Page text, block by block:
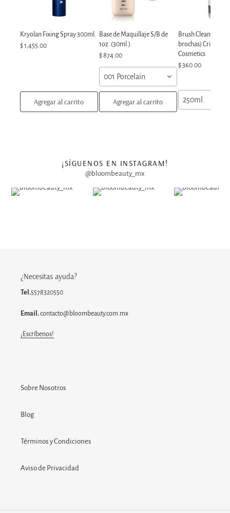
Kryolan Fixing Spray 300ml.
$ 1,455.00
Agregar al carrito
Base de Maquillaje S/B de
1oz. (30ml.)
$ 874.00
001 Porcelain
Agregar al carrito
Brush Cleaner
brochas) Cris
Cosmetics
$ 360.00
250ml.
¡SÍGUENOS EN INSTAGRAM!
@bloombeauty_mx
¿Necesitas ayuda?
Tel.5578320550
Email.contacto@bloombeauty.com.mx
¡Escríbenos!
Sobre Nosotros
Blog
Términos y Condiciones
Aviso de Privacidad